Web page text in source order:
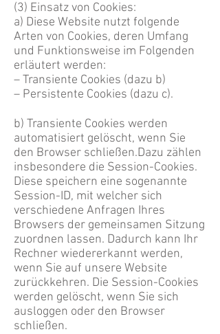
(3) Einsatz von Cookies:
a) Diese Website nutzt folgende
Arten von Cookies, deren Umfang
und Funktionsweise im Folgenden
erläutert werden:
– Transiente Cookies (dazu b)
– Persistente Cookies (dazu c).
b) Transiente Cookies werden
automatisiert gelöscht, wenn Sie
den Browser schließen.Dazu zählen
insbesondere die Session-Cookies.
Diese speichern eine sogenannte
Session-ID, mit welcher sich
verschiedene Anfragen Ihres
Browsers der gemeinsamen Sitzung
zuordnen lassen. Dadurch kann Ihr
Rechner wiedererkannt werden,
wenn Sie auf unsere Website
zurückkehren. Die Session-Cookies
werden gelöscht, wenn Sie sich
ausloggen oder den Browser
schließen.